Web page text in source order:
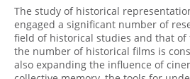
The study of historical
engaged a significant number of
field of historical studies and that
the number of historical films is
also expanding the influence of